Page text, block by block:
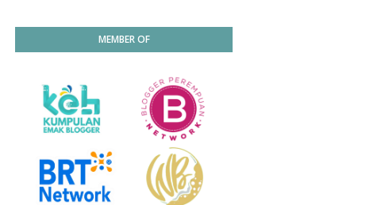
MEMBER OF